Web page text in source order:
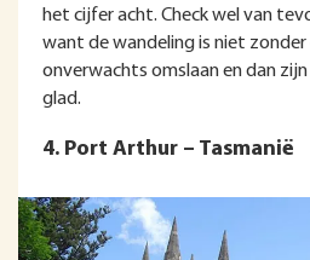
het cijfer acht. Check wel van
want de wandeling is niet
onverwachts omslaan en dan
glad.
4. Port Arthur – Tasmanië